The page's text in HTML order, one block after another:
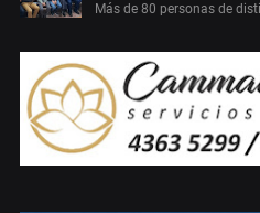
Más de 80 personas de